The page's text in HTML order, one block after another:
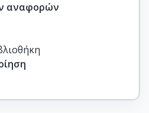
αναφορών